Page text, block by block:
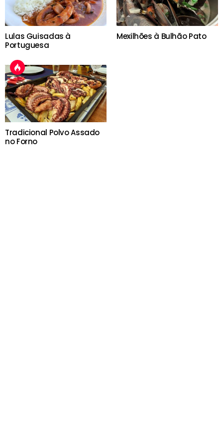
Lulas Guisadas à
Portuguesa
Mexilhões à Bulhão Pato
Tradicional Polvo Assado
no Forno